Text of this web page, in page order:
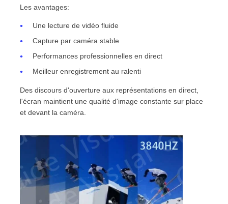
Les avantages:
Une lecture de vidéo fluide
Capture par caméra stable
Performances professionnelles en direct
Meilleur enregistrement au ralenti
Des discours d'ouverture aux représentations en direct,
l'écran maintient une qualité d'image constante sur place
et devant la caméra.